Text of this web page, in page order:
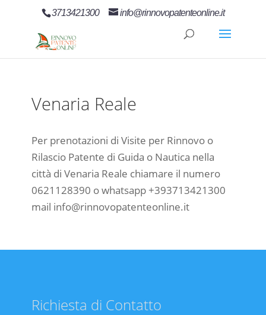
3713421300 info@rinnovopatenteonline.it
Venaria Reale
Per prenotazioni di Visite per Rinnovo o
Rilascio Patente di Guida o Nautica nella
città di Venaria Reale chiamare il numero
0621128390 o whatsapp +393713421300
mail info@rinnovopatenteonline.it
Richiesta di Contatto